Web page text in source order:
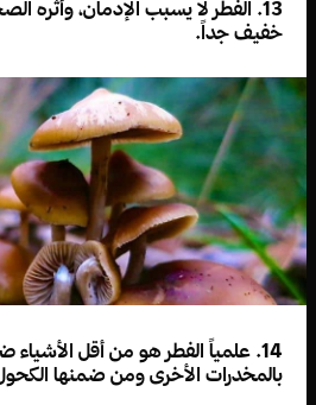
13. الفطر لا يسبب الإدمان، وأثره
خفيف جداً.
14. علمياً الفطر هو من أقل الأشياء
بالمخدرات الأخرى ومن ضمنها